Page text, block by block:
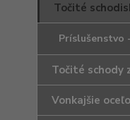
Točité
Príslušenstvo
Točité schody
Vonkajšie